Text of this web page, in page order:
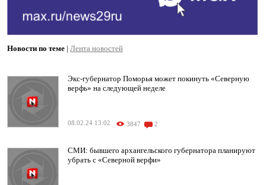
Новости по теме | Лента новостей
Экс-губернатор Поморья может покинуть «Северную
верфь» на следующей неделе
08.02.24 13:02 3847 2
СМИ: бывшего архангельского губернатора планируют
убрать с «Северной верфи»